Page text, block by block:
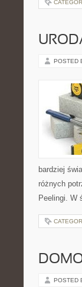
POSTED
bardziej
różnych
Peelingi. W
POSTED